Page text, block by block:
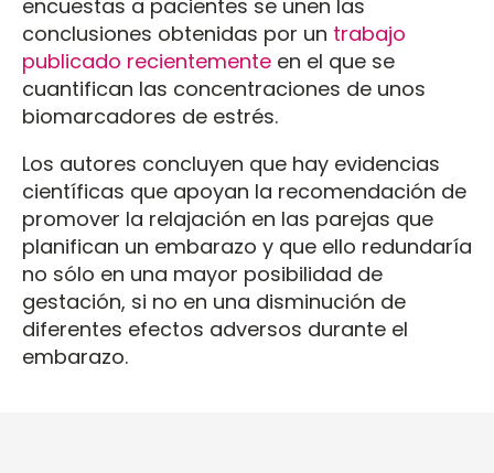
encuestas a pacientes se unen las
conclusiones obtenidas por un trabajo
publicado recientemente en el que se
cuantifican las concentraciones de unos
biomarcadores de estrés.
Los autores concluyen que hay evidencias
científicas que apoyan la recomendación de
promover la relajación en las parejas que
planifican un embarazo y que ello redundaría
no sólo en una mayor posibilidad de
gestación, si no en una disminución de
diferentes efectos adversos durante el
embarazo.